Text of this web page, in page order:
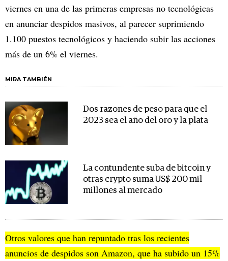
viernes en una de las primeras empresas no tecnológicas
en anunciar despidos masivos, al parecer suprimiendo
1.100 puestos tecnológicos y haciendo subir las acciones
más de un 6% el viernes.
MIRA TAMBIÉN
Dos razones de peso para que el
2023 sea el año del oro y la plata
La contundente suba de bitcoin y
otras crypto suma US$ 200 mil
millones al mercado
Otros valores que han repuntado tras los recientes
anuncios de despidos son Amazon, que ha subido un 15%